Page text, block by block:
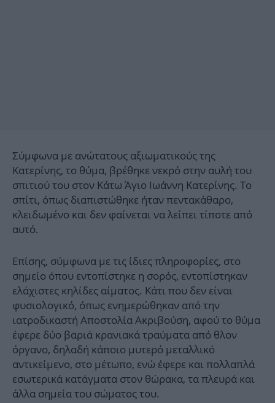
Σύμφωνα με ανώτατους αξιωματικούς της
Κατερίνης, το θύμα, βρέθηκε νεκρό στην αυλή του
σπιτιού του στον Κάτω Άγιο Ιωάννη Κατερίνης. Το
σπίτι, όπως διαπιστώθηκε ήταν πεντακάθαρο,
κλειδωμένο και δεν φαίνεται να λείπει τίποτε από
αυτό.
Επίσης, σύμφωνα με τις ίδιες πληροφορίες, στο
σημείο όπου εντοπίστηκε η σορός, εντοπίστηκαν
ελάχιστες κηλίδες αίματος. Κάτι που δεν είναι
φυσιολογικό, όπως ενημερώθηκαν από την
ιατροδικαστή Αποστολία Ακριβούση, αφού το θύμα
έφερε δύο βαριά κρανιακά τραύματα από θλον
όργανο, δηλαδή κάποιο μυτερό μεταλλικό
αντικείμενο, στο μέτωπο, ενώ έφερε και πολλαπλά
εσωτερικά κατάγματα στον θώρακα, τα πλευρά και
άλλα σημεία του σώματος του.